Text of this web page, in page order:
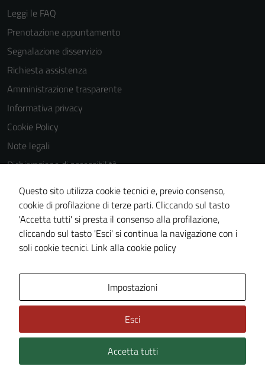
Leggi le FAQ
Prenotazione appuntamento
Segnalazione disservizio
Richiesta assistenza
Amministrazione trasparente
Informativa privacy
Cookie Policy
Note legali
Dichiarazione di accessibilità
Dichiarazione di accessibilità Servizi
Whistleblowing
Piano di miglioramento del sito
Area riservata
Technical Design s.r.l.
Questo sito utilizza cookie tecnici e, previo consenso,
cookie di profilazione di terze parti. Cliccando sul tasto
'Accetta tutti' si presta il consenso alla profilazione,
cliccando sul tasto 'Esci' si continua la navigazione con i
soli cookie tecnici. Link alla cookie policy
Impostazioni
Esci
Accetta tutti
personali.